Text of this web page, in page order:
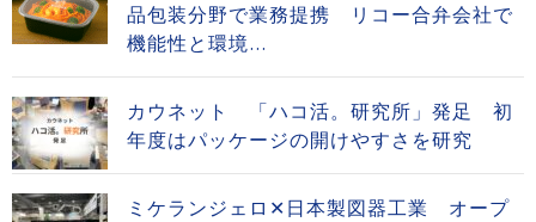
品包装分野で業務提携 リコー合弁会社で
機能性と環境...
カウネット 「ハコ活。研究所」発足 初
年度はパッケージの開けやすさを研究
ミケランジェロ✕日本製図器工業 オープ